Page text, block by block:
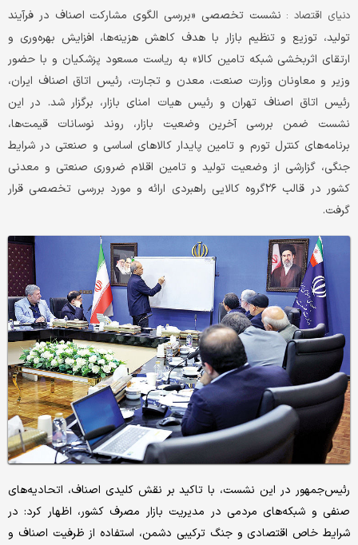
دنیای اقتصاد : نشست تخصصی «بررسی الگوی مشارکت اصناف در فرآیند
تولید، توزیع و تنظیم بازار با هدف کاهش هزینه‌ها، افزایش بهره‌وری و
ارتقای اثربخشی شبکه تامین کالا» به ریاست مسعود پزشکیان و با حضور
وزیر و معاونان وزارت صنعت، معدن و تجارت، رئیس اتاق اصناف ایران،
رئیس اتاق اصناف تهران و رئیس هیات امنای بازار، برگزار شد. در این
نشست ضمن بررسی آخرین وضعیت بازار، روند نوسانات قیمت‌ها،
برنامه‌های کنترل تورم و تامین پایدار کالاهای اساسی و صنعتی در شرایط
جنگی، گزارشی از وضعیت تولید و تامین اقلام ضروری صنعتی و معدنی
کشور در قالب ۲۶گروه کالایی راهبردی ارائه و مورد بررسی تخصصی قرار
گرفت.
رئیس‌جمهور در این نشست، با تاکید بر نقش کلیدی اصناف، اتحادیه‌های
صنفی و شبکه‌های مردمی در مدیریت بازار مصرف کشور، اظهار کرد: در
شرایط خاص اقتصادی و جنگ ترکیبی دشمن، استفاده از ظرفیت اصناف و